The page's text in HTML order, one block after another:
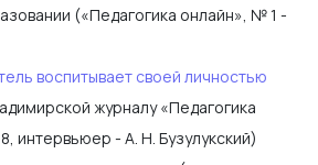
(«Педагогика онлайн», № 1 -
воспитывает своей личностью
журналу «Педагогика
интервьюер - А. Н. Бузулукский)